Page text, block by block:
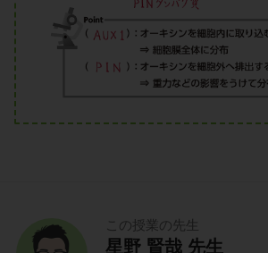
この授業の先生
星野 賢哉 先生